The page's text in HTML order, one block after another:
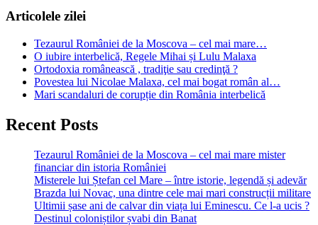
Articolele zilei
Tezaurul României de la Moscova – cel mai mare…
O iubire interbelică, Regele Mihai și Lulu Malaxa
Ortodoxia românească , tradiţie sau credinţă ?
Povestea lui Nicolae Malaxa, cel mai bogat român al…
Mari scandaluri de corupție din România interbelică
Recent Posts
Tezaurul României de la Moscova – cel mai mare mister
financiar din istoria României
Misterele lui Ștefan cel Mare – între istorie, legendă și adevăr
Brazda lui Novac, una dintre cele mai mari construcții militare
Ultimii șase ani de calvar din viața lui Eminescu. Ce l-a ucis ?
Destinul coloniștilor șvabi din Banat